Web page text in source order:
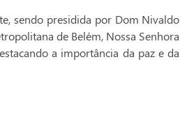
sendo presidida por Dom Nivaldo
de Belém, Nossa Senhora
a importância da paz e da